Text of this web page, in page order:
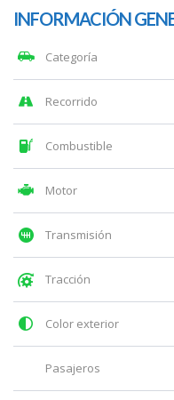
INFORMACIÓN
Categoría
Recorrido
Combustible
Motor
Transmisión
Tracción
Color exterior
Pasajeros